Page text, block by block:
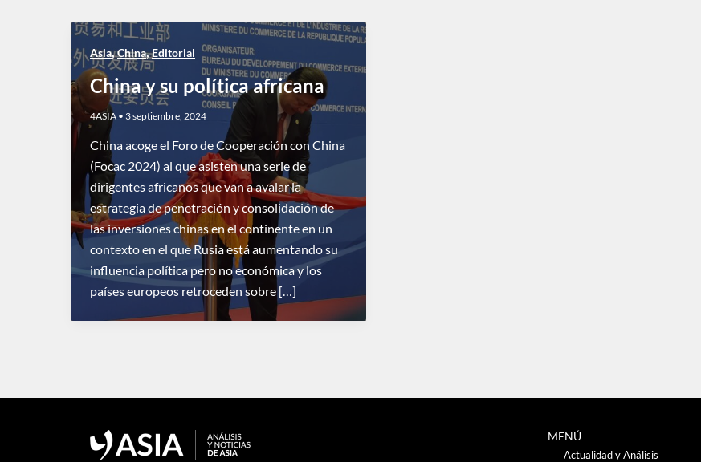
Asia,China,Editorial
China y su política africana
4ASIA • 3 septiembre, 2024
China acoge el Foro de Cooperación con China
(Focac 2024) al que asisten una serie de
dirigentes africanos que van a avalar la
estrategia de penetración y consolidación de
las inversiones chinas en el continente en un
contexto en el que Rusia está aumentando su
influencia política pero no económica y los
países europeos retroceden sobre […]
MENÚ
Actualidad y Análisis